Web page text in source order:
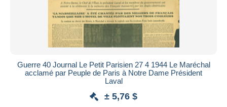
Guerre 40 Journal Le Petit Parisien 27 4 1944 Le Maréchal
acclamé par Peuple de Paris à Notre Dame Président
Laval
± 5,76 $